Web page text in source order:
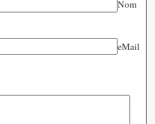
Nom
eMail